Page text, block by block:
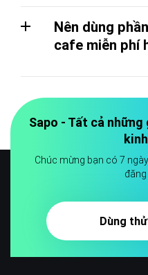
Nên dùng
cafe miễn phí
Sapo - Tất cả những
Chúc mừng bạn có 7
Dùng